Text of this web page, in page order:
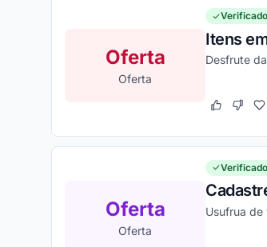
Oferta
Oferta
Verificado
Itens
Desfrute
EsteEste
Oferta
Oferta
Verificado
Usufrua de